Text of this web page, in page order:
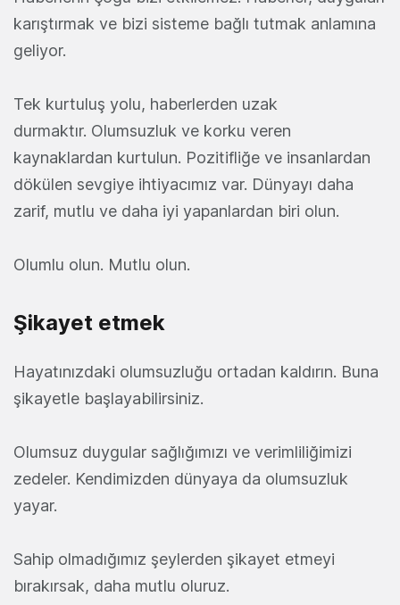
karıştırmak ve bizi sisteme bağlı tutmak anlamına
geliyor.
Tek kurtuluş yolu, haberlerden uzak
durmaktır. Olumsuzluk ve korku veren
kaynaklardan kurtulun. Pozitifliğe ve insanlardan
dökülen sevgiye ihtiyacımız var. Dünyayı daha
zarif, mutlu ve daha iyi yapanlardan biri olun.
Olumlu olun. Mutlu olun.
Şikayet etmek
Hayatınızdaki olumsuzluğu ortadan kaldırın. Buna
şikayetle başlayabilirsiniz.
Olumsuz duygular sağlığımızı ve verimliliğimizi
zedeler. Kendimizden dünyaya da olumsuzluk
yayar.
Sahip olmadığımız şeylerden şikayet etmeyi
bırakırsak, daha mutlu oluruz.